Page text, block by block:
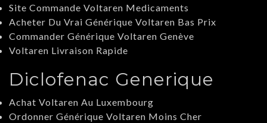
Site Commande Voltaren Medicaments
Acheter Du Vrai Générique Voltaren Bas Prix
Commander Générique Voltaren Genève
Voltaren Livraison Rapide
Diclofenac Generique
Achat Voltaren Au Luxembourg
Ordonner Générique Voltaren Moins Cher